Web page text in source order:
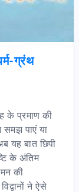
ग्रंथ
के प्रमाण की
पाएं या
यह बात छिपी
के अंतिम
की
ने ऐसे